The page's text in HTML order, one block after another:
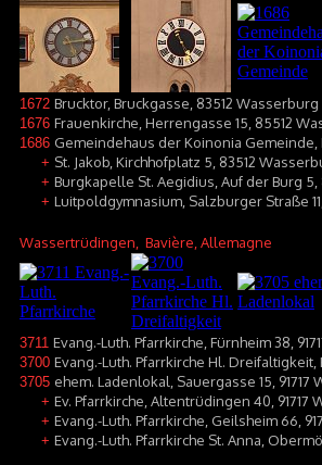
1672 Brucktor, Bruckgasse, 83512 Wasserburg
1676 Frauenkirche, Herrengasse 15, 85512
1686 Gemeindehaus der Koinonia
+ St. Jakob, Kirchhofplatz 5, 83512
+ Burgkapelle St. Aegidius, Auf der Burg
+ Luitpoldgymnasium, Salzburger Straße
Wassertrüdingen , Bavière, Allemagne
3711 Evang.-Luth. Pfarrkirche, Fürnheim 38,
3700 Evang.-Luth. Pfarrkirche Hl.
3705 ehem. Ladenlokal, Sauergasse 15,
+ Ev. Pfarrkirche, Altentrüdingen 40,
+ Evang.-Luth. Pfarrkirche, Geilsheim 66,
+ Evang.-Luth. Pfarrkirche St. Anna,